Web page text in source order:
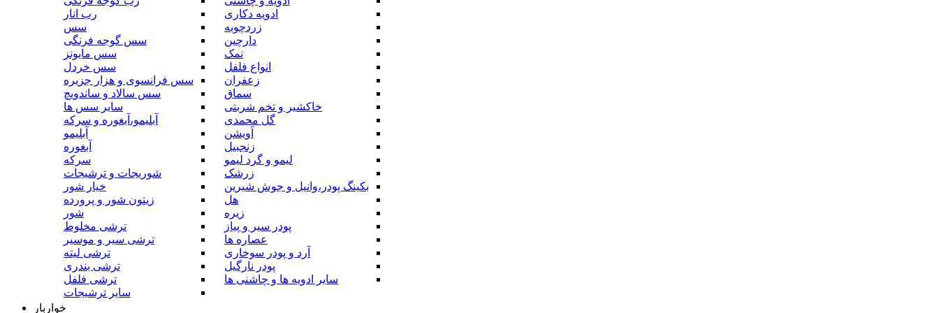
ادویه دکاری
زردچوبه
دارچین
نمک
انواع فلفل
زعفران
سماق
خاکشیر و تخم شربتی
گل محمدی
آویشن
زنجبیل
لیمو و گرد لیمو
زرشک
بکینگ پودر،وانیل و جوش شیرین
هل
زیره
پودر سیر و پیاز
عصاره ها
آرد و پودر سوخاری
پودر نارگیل
سایر ادویه ها و چاشنی ها
رب انار
سس
سس گوجه فرنگی
سس مایونز
سس خردل
سس فرانسوی و هزار جزیره
سس سالاد و ساندویچ
سایر سس ها
آبلیمو،آبغوره و سرکه
آبلیمو
آبغوره
سرکه
شوریجات و ترشیجات
خیار شور
زیتون شور و پرورده
شور
ترشی مخلوط
ترشی سیر و موسیر
ترشی لیته
ترشی بندری
ترشی فلفل
سایر ترشیجات
خواربار